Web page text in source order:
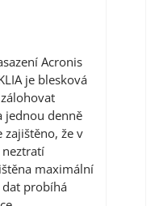
Acronis
je blesková
jednou denně
že v
maximální
probíhá